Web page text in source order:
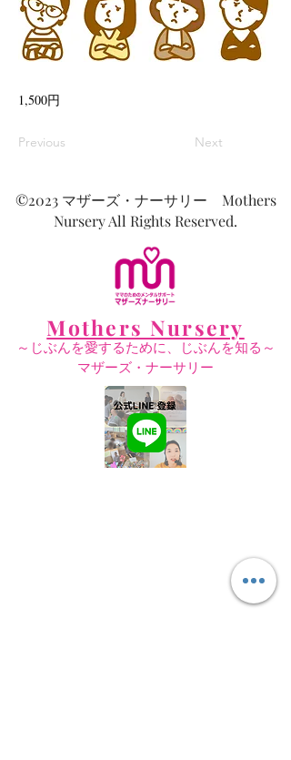
1,500円
Previous Next
©2023 マザーズ・ナーサリー Mothers
Nursery All Rights Reserved.
Mothers Nursery
～じぶんを愛するために、じぶんを知る～
​マザーズ・ナーサリー